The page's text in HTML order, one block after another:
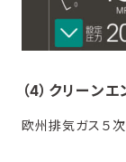
（4）クリーン
欧州排気ガス５